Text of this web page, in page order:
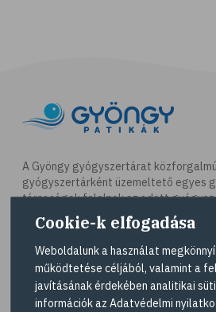
# gyömbér
# kurkuma
# szerecsendió
# gyógynövények
# magas vérnyomás
# szív- és érrendszer
# vérnyomás
A Gyöngy gyógyszertárat közforgalmú
gyógyszertárként üzemeltető egyes
társaságok felelnek az adott
működésért. A Gyöngy
elérhetőségeit a Gyógyszertár kereső
tekintheti meg.
Navigáció
Cookie-k elfogadása
Weboldalunk a használat
működtetése céljából, valamint a
javításának érdekében analitikai
információk az Adatvédelmi